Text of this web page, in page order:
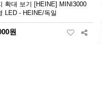
확대 보기 [HEINE] MINI3000
LED - HEINE/독일
원